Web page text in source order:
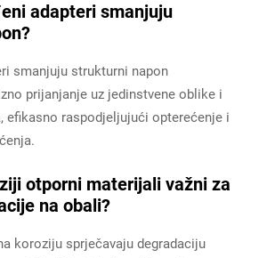
adapteri smanjuju
smanjuju strukturni napon
prijanjanje uz jedinstvene oblike i
efikasno raspodjeljujući opterećenje i
otporni materijali važni za
na obali?
koroziju sprječavaju degradaciju